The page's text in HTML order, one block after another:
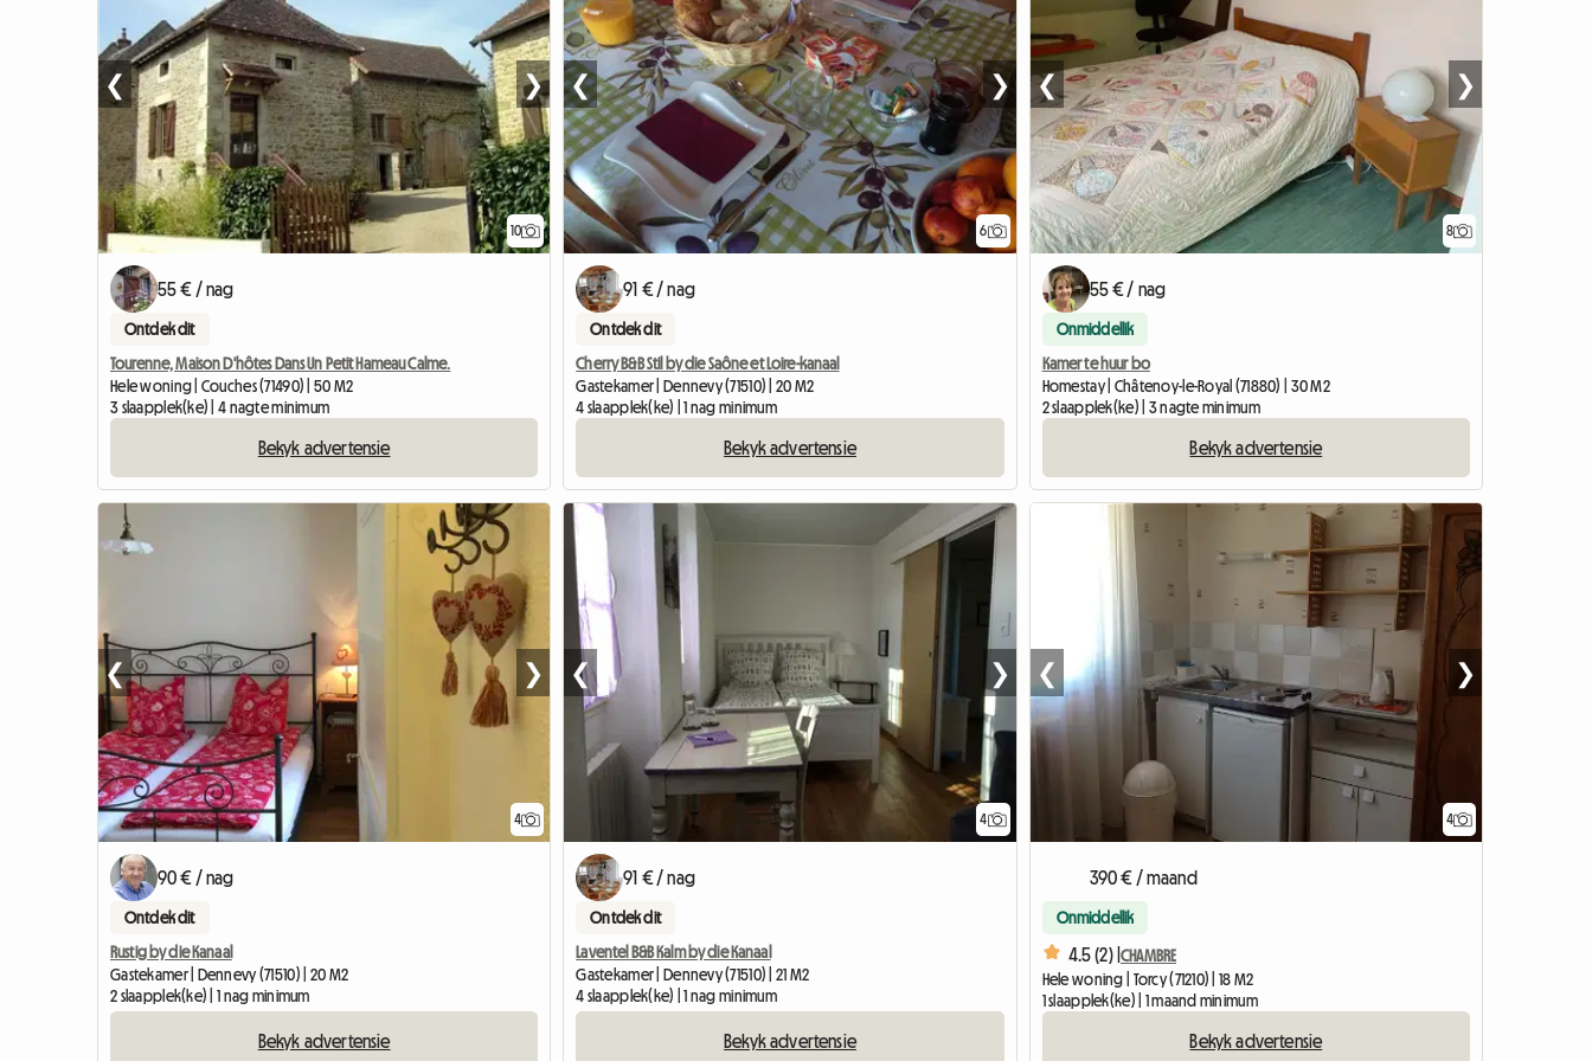
10
❮ ❯
55 € / nag
Ontdek dit
Tourenne, Maison D'hôtes Dans Un Petit Hameau Calme.
Hele woning | Couches (71490) | 50 M2
3 slaapplek(ke) | 4 nagte minimum
Bekyk advertensie
6
❮ ❯
91 € / nag
Ontdek dit
Cherry B&B Stil by die Saône et Loire-kanaal
Gastekamer | Dennevy (71510) | 20 M2
4 slaapplek(ke) | 1 nag minimum
Bekyk advertensie
8
❮ ❯
55 € / nag
Onmiddellik
Kamer te huur bo
Homestay | Châtenoy-le-Royal (71880) | 30 M2
2 slaapplek(ke) | 3 nagte minimum
Bekyk advertensie
4
❮ ❯
90 € / nag
Ontdek dit
Rustig by die Kanaal
Gastekamer | Dennevy (71510) | 20 M2
2 slaapplek(ke) | 1 nag minimum
Bekyk advertensie
4
❮ ❯
91 € / nag
Ontdek dit
Laventel B&B Kalm by die Kanaal
Gastekamer | Dennevy (71510) | 21 M2
4 slaapplek(ke) | 1 nag minimum
Bekyk advertensie
4
❮ ❯
390 € / maand
Onmiddellik
4.5 (2) |CHAMBRE
Hele woning | Torcy (71210) | 18 M2
1 slaapplek(ke) | 1 maand minimum
Bekyk advertensie